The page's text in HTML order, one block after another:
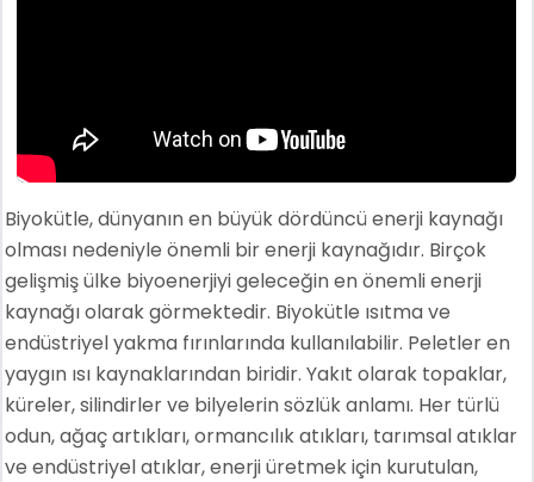
Biyokütle, dünyanın en büyük dördüncü enerji kaynağı
olması nedeniyle önemli bir enerji kaynağıdır. Birçok
gelişmiş ülke biyoenerjiyi geleceğin en önemli enerji
kaynağı olarak görmektedir. Biyokütle ısıtma ve
endüstriyel yakma fırınlarında kullanılabilir. Peletler en
yaygın ısı kaynaklarından biridir. Yakıt olarak topaklar,
küreler, silindirler ve bilyelerin sözlük anlamı. Her türlü
odun, ağaç artıkları, ormancılık atıkları, tarımsal atıklar
ve endüstriyel atıklar, enerji üretmek için kurutulan,